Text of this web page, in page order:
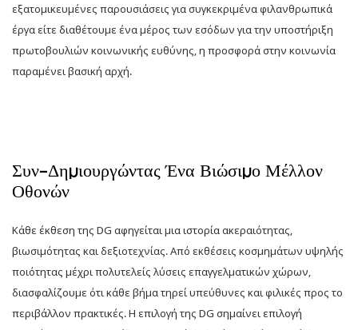
εξατομικευμένες παρουσιάσεις για συγκεκριμένα φιλανθρωπικά
έργα είτε διαθέτουμε ένα μέρος των εσόδων για την υποστήριξη
πρωτοβουλιών κοινωνικής ευθύνης, η προσφορά στην κοινωνία
παραμένει βασική αρχή.
Συν-Δημιουργώντας Ένα Βιώσιμο Μέλλον
Οθονών
Κάθε έκθεση της DG αφηγείται μια ιστορία ακεραιότητας,
βιωσιμότητας και δεξιοτεχνίας. Από εκθέσεις κοσμημάτων υψηλής
ποιότητας μέχρι πολυτελείς λύσεις επαγγελματικών χώρων,
διασφαλίζουμε ότι κάθε βήμα τηρεί υπεύθυνες και φιλικές προς το
περιβάλλον πρακτικές. Η επιλογή της DG σημαίνει επιλογή